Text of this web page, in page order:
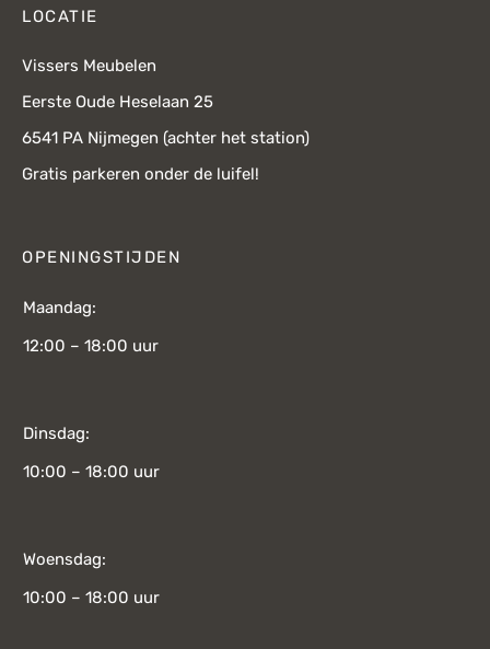
LOCATIE
Vissers Meubelen
Eerste Oude Heselaan 25
6541 PA Nijmegen (achter het station)
Gratis parkeren onder de luifel!
OPENINGSTIJDEN
Maandag:
12:00 – 18:00 uur
Dinsdag:
10:00 – 18:00 uur
Woensdag:
10:00 – 18:00 uur